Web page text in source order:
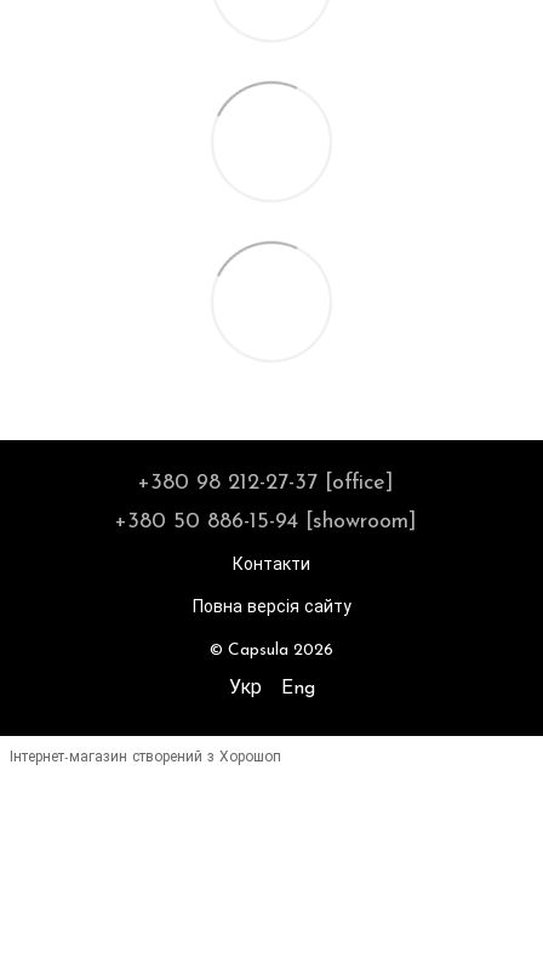
+380 98 212-27-37 [office]
+380 50 886-15-94 [showroom]
Контакти
Повна версія сайту
© Capsula 2026
Укр Eng
Інтернет-магазин створений з Хорошоп